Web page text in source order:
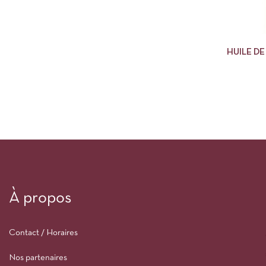
HUILE
À propos
Contact / Horaires
Nos partenaires